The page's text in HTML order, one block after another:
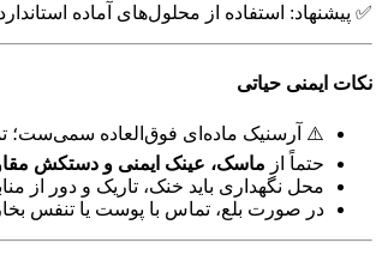
✅ پیشنهاد: استفاده از محلول‌های آماده
نکات ایمنی حیاتی
⚠️ آرسنیک ماده‌ای فوق‌العاده سمی‌ست؛
حتماً از ماسک، عینک ایمنی و دستکش
محل نگهداری باید خنک، تاریک و دور از
در صورت بلع، تماس با پوست یا تنفس